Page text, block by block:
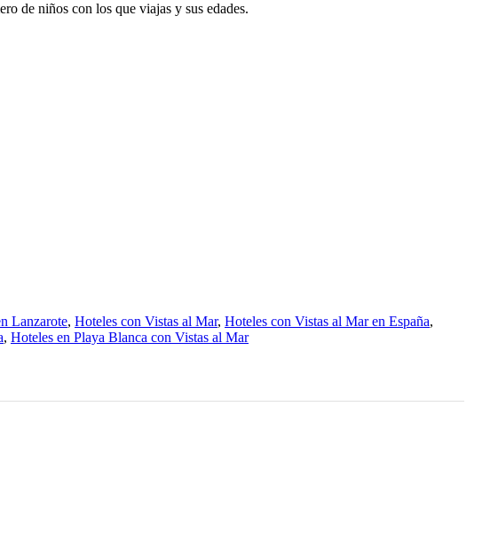
de niños con los que viajas y sus edades.
Lanzarote, Hoteles con Vistas al Mar, Hoteles con Vistas al Mar en España,
, Hoteles en Playa Blanca con Vistas al Mar